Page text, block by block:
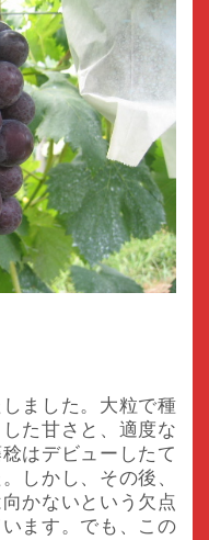
ました。大粒で種
た甘さと、適度な
はデビューしたて
しかし、その後、
かないという欠点
ます。でも、この